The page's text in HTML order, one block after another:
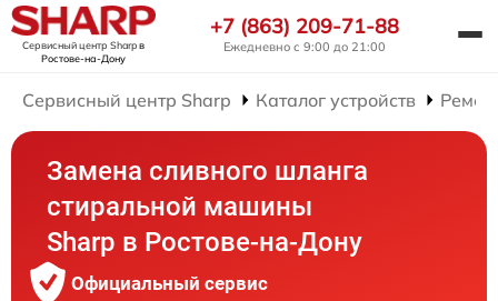
Сервисный центр Sharpв
Ростове-на-Дону
+7 (863) 209-71-88
Ежедневно с 9:00 до 21:00
Сервисный центр Sharp Каталог устройств
Замена сливного шланга
стиральной машины
Sharp в Ростове-на-Дону
Официальный сервис